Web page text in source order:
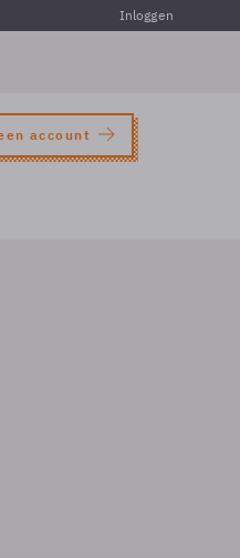
Inloggen
account